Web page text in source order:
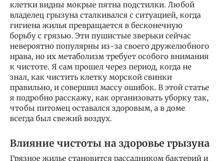
клетки видны мокрые пятна подстилки. Любой
владелец грызуна сталкивался с ситуацией, когда
гигиена жилья превращается в бесконечную
борьбу с грязью. Эти пушистые зверьки сейчас
невероятно популярны из-за своего дружелюбного
нрава, но их метаболизм требует особого внимания
к чистоте. Я сам прошел через период, когда не
знал, как чистить клетку морской свинки
правильно, и совершил массу ошибок. В этой статье
я подробно расскажу, как организовать уборку так,
чтобы питомец оставался здоровым, а в доме
всегда был свежий воздух.
Влияние чистоты на здоровье грызуна
Грязное жилье становится рассадником бактерий и